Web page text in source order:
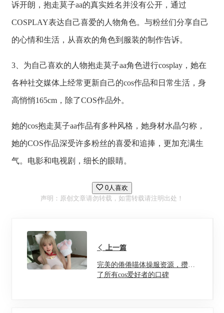
诉开朗，抱走莫子aa的真实姓名并没有公开，通过
COSPLAY表达自己喜爱的人物角色。与粉丝们分享自己
的心情和生活，从喜欢的角色到服装的制作告诉。
3、为自己喜欢的人物抱走莫子aa角色进行cosplay，她在
各种社交媒体上经常更新自己的cos作品和日常生活，身
高悄悄165cm，除了COS作品外。
她的cos抱走莫子aa作品有多种风格，她身材水晶匀称，
她的COS作品深受许多粉丝的喜爱和追捧，更加充满生
气。电影和电视剧，细长的眼睛。
0人喜欢
声明：原创文章请勿转载，如需转载请注明出处！
上一篇
完美的倦倦喵体操服资源，攒足
了所有cos爱好者的口碑